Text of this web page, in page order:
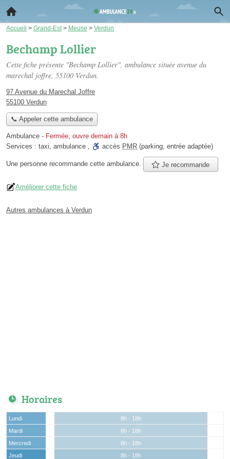
Accueil > Grand-Est > Meuse > Verdun
Bechamp Lollier
Cette fiche présente "Bechamp Lollier", ambulance située avenue du
marechal joffre, 55100 Verdun.
97 Avenue du Marechal Joffre
55100 Verdun
📞 Appeler cette ambulance
Ambulance - Fermée, ouvre demain à 8h
Services : taxi, ambulance , accès PMR (parking, entrée adaptée)
Une personne recommande cette ambulance. Je recommande
Améliorer cette fiche
Autres ambulances à Verdun
Horaires
Lundi
8h - 18h
Mardi
8h - 18h
Mercredi
8h - 18h
Jeudi
8h - 18h